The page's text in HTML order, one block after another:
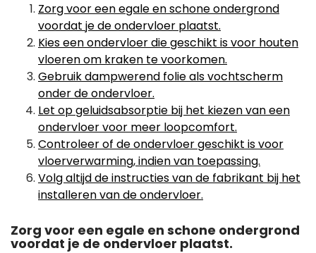
Zorg voor een egale en schone ondergrond
voordat je de ondervloer plaatst.
Kies een ondervloer die geschikt is voor houten
vloeren om kraken te voorkomen.
Gebruik dampwerend folie als vochtscherm
onder de ondervloer.
Let op geluidsabsorptie bij het kiezen van een
ondervloer voor meer loopcomfort.
Controleer of de ondervloer geschikt is voor
vloerverwarming, indien van toepassing.
Volg altijd de instructies van de fabrikant bij het
installeren van de ondervloer.
Zorg voor een egale en schone ondergrond
voordat je de ondervloer plaatst.